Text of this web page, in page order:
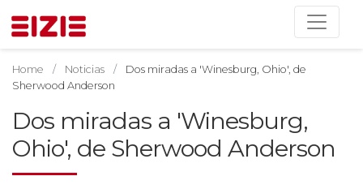
Home Noticias
Dos miradas a 'Winesburg, Ohio', de
Sherwood Anderson
Dos miradas a 'Winesburg,
Ohio', de Sherwood Anderson